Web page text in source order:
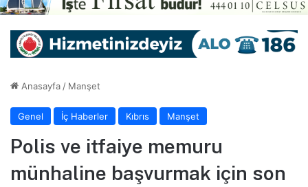
Anasayfa / Manşet
Genel İç Haberler Kıbrıs Manşet
Polis ve itfaiye memuru
münhaline başvurmak için son